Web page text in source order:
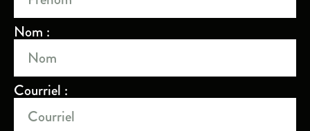
Nom :
Courriel :